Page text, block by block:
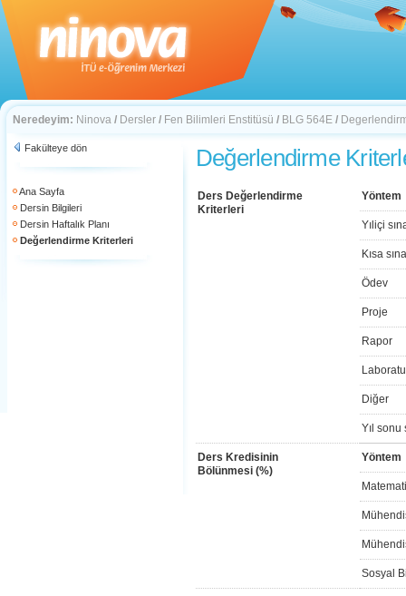
Neredeyim: Ninova / Dersler / Fen Bilimleri Enstitüsü / BLG 564E /
Fakülteye dön
Ana Sayfa
Dersin Bilgileri
Dersin Haftalık Planı
Değerlendirme Kriterleri
Değerlendirme
Ders Değerlendirme
Kriterleri
Yöntem
Yıliçi
Kısa
Ödev
Proje
Rapor
Diğer
Yıl sonu
Ders Kredisinin
Bölünmesi (%)
Yöntem
Sosyal